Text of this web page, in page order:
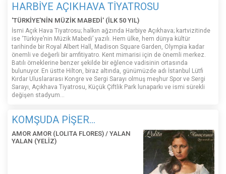
HARBİYE AÇIKHAVA TİYATROSU
'TÜRKİYE'NİN MÜZİK MABEDİ' (İLK 50 YIL)
İsmi Açık Hava Tiyatrosu; halkın ağzında Harbiye Açıkhava; kartvizitinde
ise ‘Türkiye’nin Müzik Mabedi’ yazılı. Hem ülke, hem dünya kültür
tarihinde bir Royal Albert Hall, Madison Square Garden, Olympia kadar
önemli ve değerli bir amfitiyatro. Kent mimarisi için de önemli merkez.
Batılı örneklerine benzer şekilde bir eğlence vadisinin ortasında
bulunuyor. En üstte Hilton, biraz altında, günümüzde adı İstanbul Lütfi
Kırdar Uluslararası Kongre ve Sergi Sarayı olmuş meşhur Spor ve Sergi
Sarayı, Açıkhava Tiyatrosu, Küçük Çiftlik Park lunaparkı ve ismi sürekli
değişen stadyum…
KOMŞUDA PİŞER...
AMOR AMOR (LOLITA FLORES) / YALAN
YALAN (YELİZ)